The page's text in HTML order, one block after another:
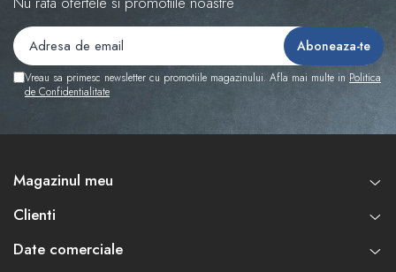
Vreau sa primesc newsletter cu promotiile magazinului. Afla mai multe in Politica
de Confidentialitate
Magazinul meu
Clienti
Date comerciale